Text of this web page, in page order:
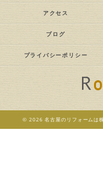
アクセス
ブログ
プライバシーポリシー
© 2026 名古屋のリフォームは